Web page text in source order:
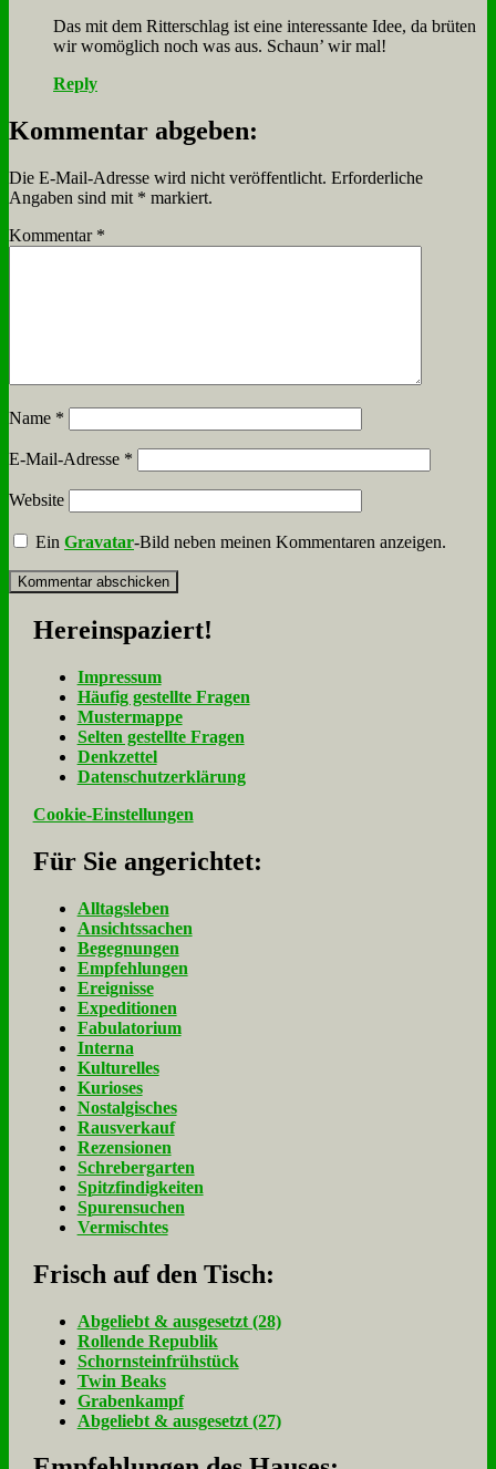
Das mit dem Rit­ter­schlag ist ei­ne in­ter­es­san­te Idee, da brü­ten
wir wo­mög­lich noch was aus. Schaun’ wir mal!
Reply
Kommentar abgeben:
Die E-Mail-Adresse wird nicht veröffentlicht. Erforderliche
Angaben sind mit * markiert.
Kommentar *
Name *
E-Mail-Adresse *
Website
EinGravatar-Bild neben meinen Kommentaren anzeigen.
Her­ein­spa­ziert!
Im­pres­sum
Häu­fig ge­stell­te Fra­gen
Mu­ster­map­pe
Sel­ten ge­stell­te Fra­gen
Denk­zet­tel
Da­ten­schutz­er­klä­rung
Cookie-Einstellungen
Für Sie an­ge­rich­tet:
Alltagsleben
Ansichtssachen
Begegnungen
Empfehlungen
Ereignisse
Expeditionen
Fabulatorium
Interna
Kulturelles
Kurioses
Nostalgisches
Rausverkauf
Rezensionen
Schrebergarten
Spitzfindigkeiten
Spurensuchen
Vermischtes
Frisch auf den Tisch:
Ab­ge­liebt & aus­ge­setzt (28)
Rol­len­de Re­pu­blik
Schorn­stein­früh­stück
Twin Beaks
Gra­ben­kampf
Ab­ge­liebt & aus­ge­setzt (27)